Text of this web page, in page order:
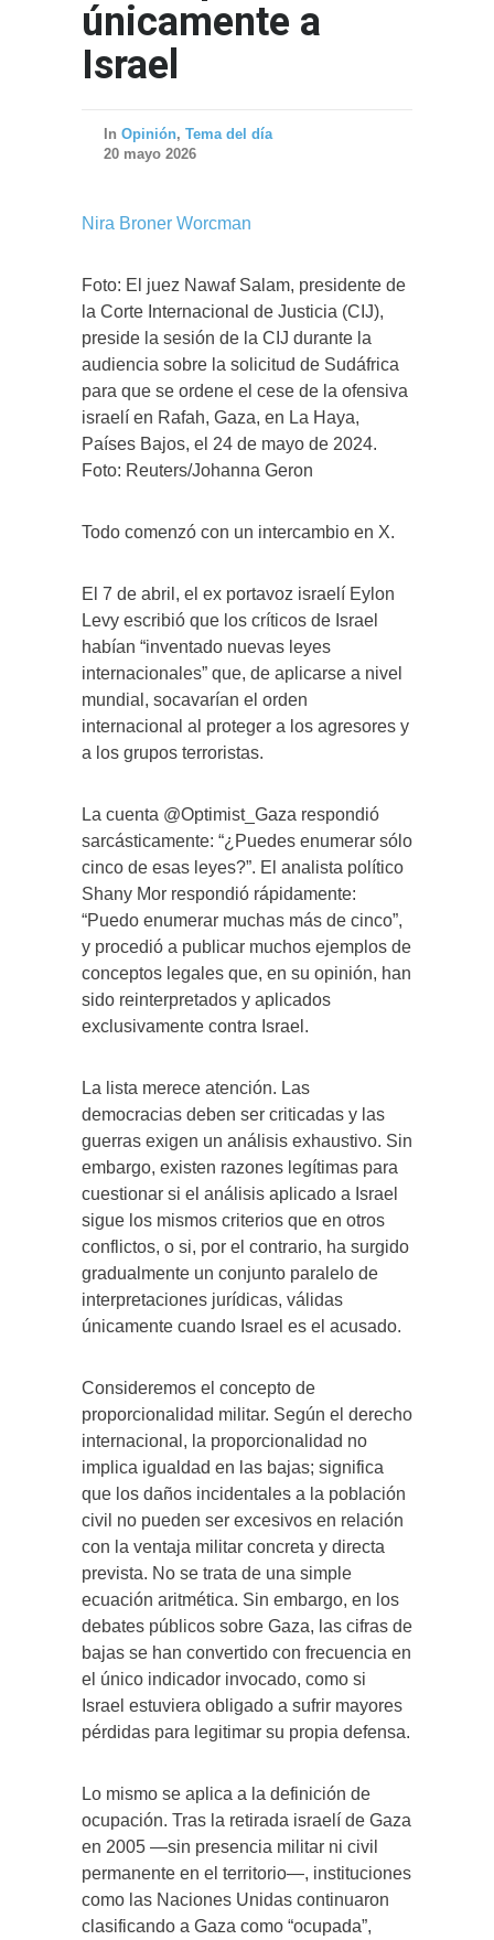
únicamente a
Israel
In Opinión, Tema del día
20 mayo 2026
Nira Broner Worcman
Foto: El juez Nawaf Salam, presidente de
la Corte Internacional de Justicia (CIJ),
preside la sesión de la CIJ durante la
audiencia sobre la solicitud de Sudáfrica
para que se ordene el cese de la ofensiva
israelí en Rafah, Gaza, en La Haya,
Países Bajos, el 24 de mayo de 2024.
Foto: Reuters/Johanna Geron
Todo comenzó con un intercambio en X.
El 7 de abril, el ex portavoz israelí Eylon
Levy escribió que los críticos de Israel
habían “inventado nuevas leyes
internacionales” que, de aplicarse a nivel
mundial, socavarían el orden
internacional al proteger a los agresores y
a los grupos terroristas.
La cuenta @Optimist_Gaza respondió
sarcásticamente: “¿Puedes enumerar sólo
cinco de esas leyes?”. El analista político
Shany Mor respondió rápidamente:
“Puedo enumerar muchas más de cinco”,
y procedió a publicar muchos ejemplos de
conceptos legales que, en su opinión, han
sido reinterpretados y aplicados
exclusivamente contra Israel.
La lista merece atención. Las
democracias deben ser criticadas y las
guerras exigen un análisis exhaustivo. Sin
embargo, existen razones legítimas para
cuestionar si el análisis aplicado a Israel
sigue los mismos criterios que en otros
conflictos, o si, por el contrario, ha surgido
gradualmente un conjunto paralelo de
interpretaciones jurídicas, válidas
únicamente cuando Israel es el acusado.
Consideremos el concepto de
proporcionalidad militar. Según el derecho
internacional, la proporcionalidad no
implica igualdad en las bajas; significa
que los daños incidentales a la población
civil no pueden ser excesivos en relación
con la ventaja militar concreta y directa
prevista. No se trata de una simple
ecuación aritmética. Sin embargo, en los
debates públicos sobre Gaza, las cifras de
bajas se han convertido con frecuencia en
el único indicador invocado, como si
Israel estuviera obligado a sufrir mayores
pérdidas para legitimar su propia defensa.
Lo mismo se aplica a la definición de
ocupación. Tras la retirada israelí de Gaza
en 2005 —sin presencia militar ni civil
permanente en el territorio—, instituciones
como las Naciones Unidas continuaron
clasificando a Gaza como “ocupada”,